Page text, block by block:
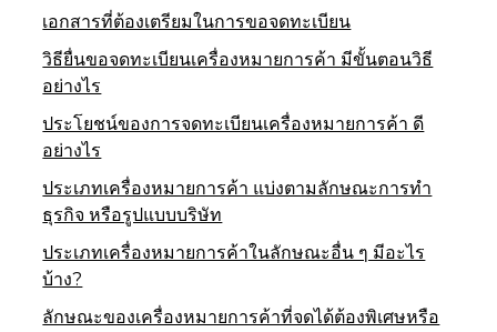
เอกสารที่ต้องเตรียมในการขอจดทะเบียน
วิธียื่นขอจดทะเบียนเครื่องหมายการค้า มีขั้นตอนวิธี
อย่างไร
ประโยชน์ของการจดทะเบียนเครื่องหมายการค้า ดี
อย่างไร
ประเภทเครื่องหมายการค้า แบ่งตามลักษณะการทำ
ธุรกิจ หรือรูปแบบบริษัท
ประเภทเครื่องหมายการค้าในลักษณะอื่น ๆ มีอะไร
บ้าง?
ลักษณะของเครื่องหมายการค้าที่จดได้ต้องพิเศษหรือ